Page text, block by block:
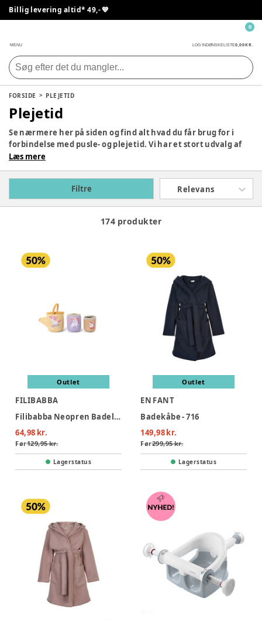
Billig levering altid* 49,- 💙
MENU LOG INDØNSKELISTE0,00 KR.
0
FORSIDE PLEJETID
Plejetid
Se nærmere her på siden og find alt hvad du får brug for i
forbindelse med pusle- og plejetid. Vi har et stort udvalg af
alt hvad du har brug for i den første tid efter dit barns
højtvurderede producenter, så tag et kig på siden, og se om
du ikke finder det, du skal bruge fra yndlingsbrand.
Læs mere
Filtre Relevans
174 produkter
Outlet
FILIBABBA
Filibabba Neopren Badelegetøj - Unicorn-kopper
64,98 kr.
Før129,95 kr.
Lagerstatus
Outlet
EN FANT
Badekåbe - 716
149,98 kr.
Før299,95 kr.
Lagerstatus